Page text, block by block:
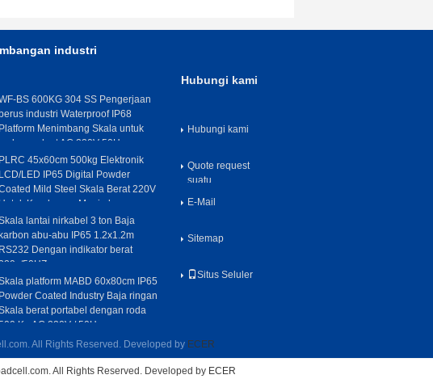
industri
BS 600KG 304 SS Pengerjaan
berus industri Waterproof IP68
Platform Menimbang Skala untuk
makanan laut AC 220V 50Hz
PLRC 45x60cm 500kg Elektronik
LCD/LED IP65 Digital Powder
Mild Steel Skala Berat 220V
Untuk Kendaraan Menimbang
lantai nirkabel 3 ton Baja
karbon abu-abu IP65 1.2x1.2m
RS232 Dengan indikator berat
50HZ
platform MABD 60x80cm IP65
Powder Coated Industry Baja ringan
berat portabel dengan roda
500 Kg AC 220V / 50Hz
Hubungi kami
Hubungi kami
Quote request
suatu
E-Mail
Sitemap
Situs Seluler
All Rights Reserved. Developed by ECER
All Rights Reserved. Developed by ECER